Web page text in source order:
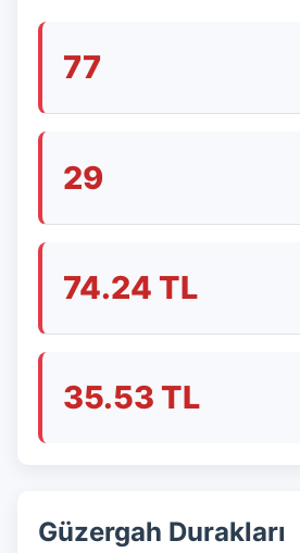
77
29
74.24 TL
35.53 TL
Güzergah Durakları